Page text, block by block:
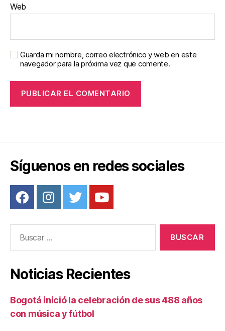
Web
Guarda mi nombre, correo electrónico y web en este
navegador para la próxima vez que comente.
Síguenos en redes sociales
Noticias Recientes
Bogotá inició la celebración de sus 488 años
con música y fútbol